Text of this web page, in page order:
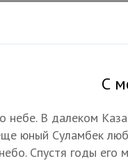
С
небе. В далеком
юный Суламбек
Спустя годы его